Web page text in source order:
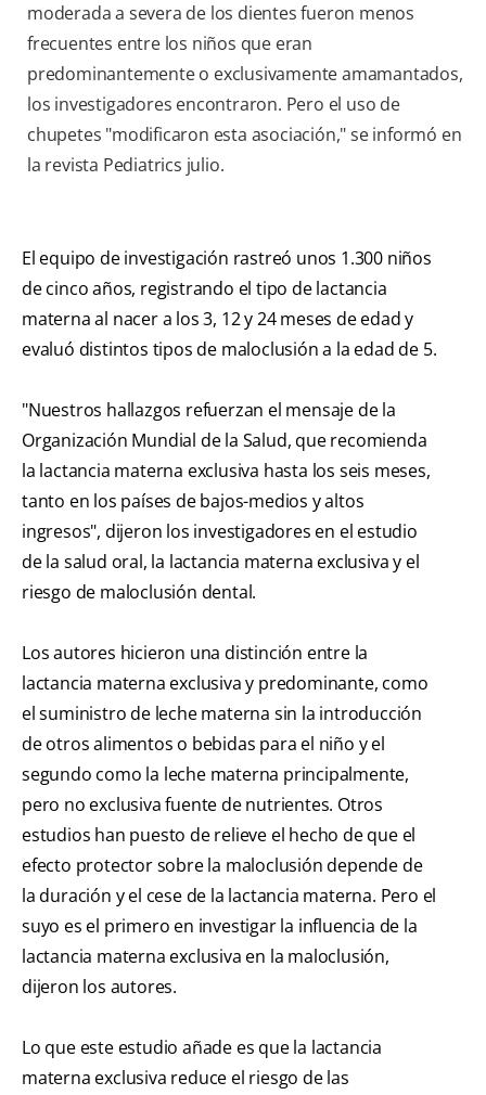
moderada a severa de los dientes fueron menos
frecuentes entre los niños que eran
predominantemente o exclusivamente amamantados,
los investigadores encontraron. Pero el uso de
chupetes "modificaron esta asociación," se informó en
la revista Pediatrics julio.
El equipo de investigación rastreó unos 1.300 niños
de cinco años, registrando el tipo de lactancia
materna al nacer a los 3, 12 y 24 meses de edad y
evaluó distintos tipos de maloclusión a la edad de 5.
"Nuestros hallazgos refuerzan el mensaje de la
Organización Mundial de la Salud, que recomienda
la lactancia materna exclusiva hasta los seis meses,
tanto en los países de bajos-medios y altos
ingresos", dijeron los investigadores en el estudio
de la salud oral, la lactancia materna exclusiva y el
riesgo de maloclusión dental.
Los autores hicieron una distinción entre la
lactancia materna exclusiva y predominante, como
el suministro de leche materna sin la introducción
de otros alimentos o bebidas para el niño y el
segundo como la leche materna principalmente,
pero no exclusiva fuente de nutrientes. Otros
estudios han puesto de relieve el hecho de que el
efecto protector sobre la maloclusión depende de
la duración y el cese de la lactancia materna. Pero el
suyo es el primero en investigar la influencia de la
lactancia materna exclusiva en la maloclusión,
dijeron los autores.
Lo que este estudio añade es que la lactancia
materna exclusiva reduce el riesgo de las